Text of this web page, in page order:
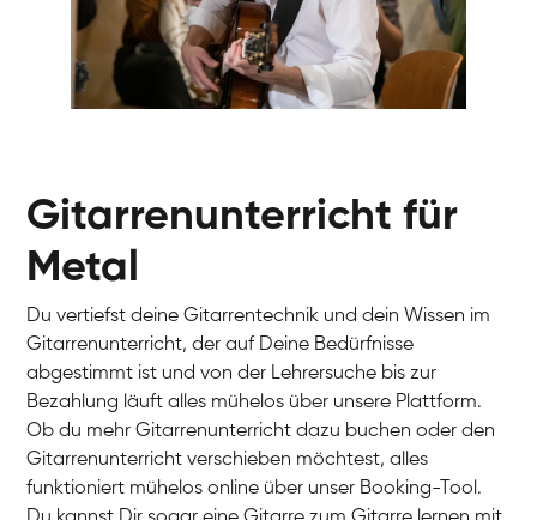
Gitarrenunterricht für
Metal
Du vertiefst deine Gitarrentechnik und dein Wissen im
Gitarrenunterricht, der auf Deine Bedürfnisse
abgestimmt ist und von der Lehrersuche bis zur
Bezahlung läuft alles mühelos über unsere Plattform.
Ob du mehr Gitarrenunterricht dazu buchen oder den
Gitarrenunterricht verschieben möchtest, alles
funktioniert mühelos online über unser Booking-Tool.